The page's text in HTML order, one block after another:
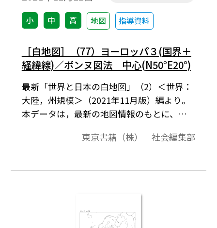
小 中 高 地図 指導資料
［白地図］（77）ヨーロッパ３(国界＋
経緯線)／ボンヌ図法 中心(N50°E20°)
最新「世界と日本の白地図」（2）＜世界：
大陸，州規模＞（2021年11月版）編より。
本データは，最新の地図情報のもとに、高
ト作成やワークシート作成などで，自由に
東京書籍（株） 社会編集部